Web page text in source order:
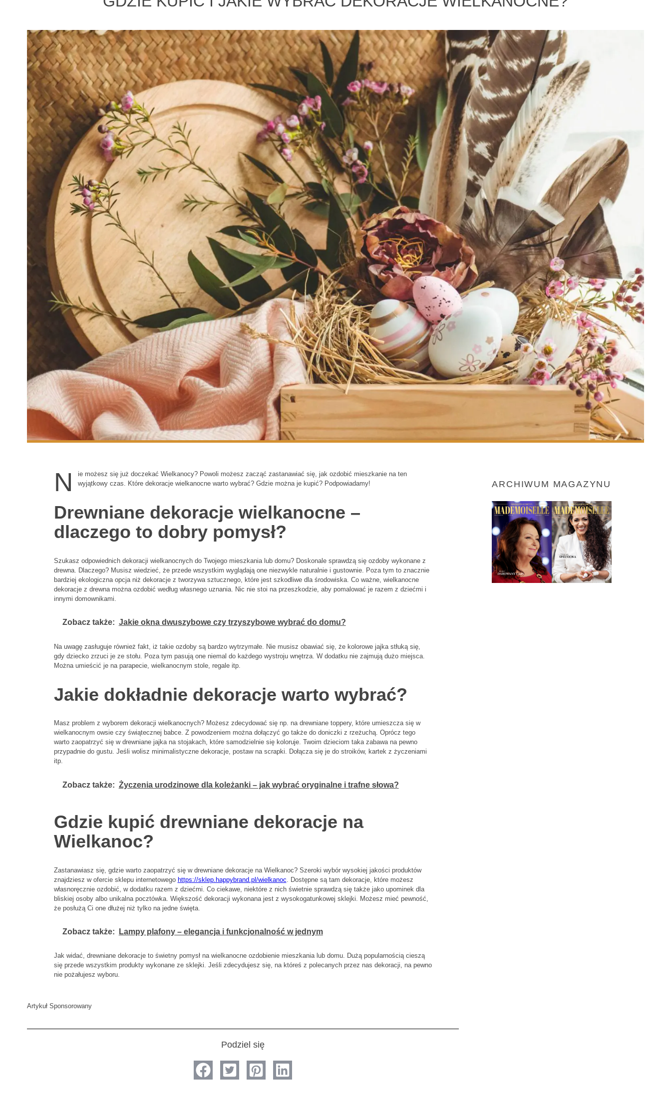
N
ie możesz się już doczekać Wielkanocy? Powoli możesz zacząć zastanawiać się, jak ozdobić mieszkanie na ten
wyjątkowy czas. Które dekoracje wielkanocne warto wybrać? Gdzie można je kupić? Podpowiadamy!
Drewniane dekoracje wielkanocne –
dlaczego to dobry pomysł?
Szukasz odpowiednich dekoracji wielkanocnych do Twojego mieszkania lub domu? Doskonale sprawdzą się ozdoby wykonane z
drewna. Dlaczego? Musisz wiedzieć, że przede wszystkim wyglądają one niezwykle naturalnie i gustownie. Poza tym to znacznie
bardziej ekologiczna opcja niż dekoracje z tworzywa sztucznego, które jest szkodliwe dla środowiska. Co ważne, wielkanocne
dekoracje z drewna można ozdobić według własnego uznania. Nic nie stoi na przeszkodzie, aby pomalować je razem z dziećmi i
innymi domownikami.
Zobacz także: Jakie okna dwuszybowe czy trzyszybowe wybrać do domu?
Na uwagę zasługuje również fakt, iż takie ozdoby są bardzo wytrzymałe. Nie musisz obawiać się, że kolorowe jajka stłuką się,
gdy dziecko zrzuci je ze stołu. Poza tym pasują one niemal do każdego wystroju wnętrza. W dodatku nie zajmują dużo miejsca.
Można umieścić je na parapecie, wielkanocnym stole, regale itp.
Jakie dokładnie dekoracje warto wybrać?
Masz problem z wyborem dekoracji wielkanocnych? Możesz zdecydować się np. na drewniane toppery, które umieszcza się w
wielkanocnym owsie czy świątecznej babce. Z powodzeniem można dołączyć go także do doniczki z rzeżuchą. Oprócz tego
warto zaopatrzyć się w drewniane jajka na stojakach, które samodzielnie się koloruje. Twoim dzieciom taka zabawa na pewno
przypadnie do gustu. Jeśli wolisz minimalistyczne dekoracje, postaw na scrapki. Dołącza się je do stroików, kartek z życzeniami
itp.
Zobacz także: Życzenia urodzinowe dla koleżanki – jak wybrać oryginalne i trafne słowa?
Gdzie kupić drewniane dekoracje na
Wielkanoc?
Zastanawiasz się, gdzie warto zaopatrzyć się w drewniane dekoracje na Wielkanoc? Szeroki wybór wysokiej jakości produktów
znajdziesz w ofercie sklepu internetowego https://sklep.happybrand.pl/wielkanoc . Dostępne są tam dekoracje, które możesz
własnoręcznie ozdobić, w dodatku razem z dziećmi. Co ciekawe, niektóre z nich świetnie sprawdzą się także jako upominek dla
bliskiej osoby albo unikalna pocztówka. Większość dekoracji wykonana jest z wysokogatunkowej sklejki. Możesz mieć pewność,
że posłużą Ci one dłużej niż tylko na jedne święta.
Zobacz także: Lampy plafony – elegancja i funkcjonalność w jednym
Jak widać, drewniane dekoracje to świetny pomysł na wielkanocne ozdobienie mieszkania lub domu. Dużą popularnością cieszą
się przede wszystkim produkty wykonane ze sklejki. Jeśli zdecydujesz się, na któreś z polecanych przez nas dekoracji, na pewno
nie pożałujesz wyboru.
Artykuł Sponsorowany
Podziel się
ARCHIWUM MAGAZYNU